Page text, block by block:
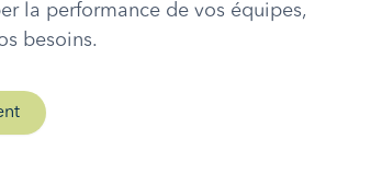
la performance de vos équipes,
besoins.